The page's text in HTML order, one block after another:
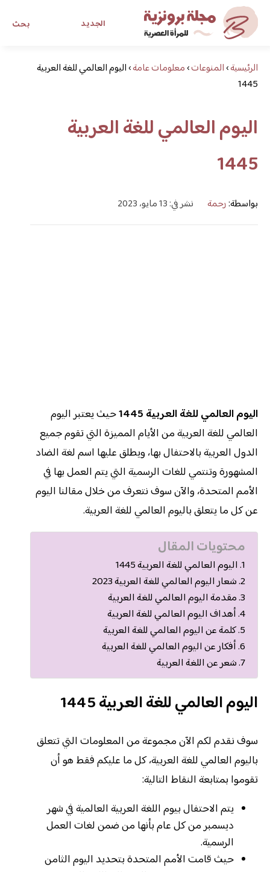
بحث الجديد
مجلة برونزية للفتاة العصريةالرئيسية›المنوعات›معلومات عامة›اليوم العالمي للغة العربية
1445
اليوم العالمي للغة العربية
1445
بواسطة:رحمة نشر في: 13 مايو، 2023
اليوم العالمي للغة العربية 1445
حيث يعتبر اليوم
العالمي للغة العربية من الأيام المميزة التي تقوم جميع
الدول العربية بالاحتفال بها، ويطلق عليها اسم لغة الضاد
المشهورة وتنتمي للغات الرسمية التي يتم العمل بها في
الأمم المتحدة، والآن سوف نتعرف من خلال مقالنا اليوم
عن كل ما يتعلق باليوم العالمي للغة العربية.
محتويات المقال
اليوم العالمي للغة العربية 1445
شعار اليوم العالمي للغة العربية 2023
مقدمة اليوم العالمي للغة العربية
أهداف اليوم العالمي للغة العربية
كلمة عن اليوم العالمي للغة العربية
أفكار عن اليوم العالمي للغة العربية
شعر عن اللغة العربية
اليوم العالمي للغة العربية 1445
سوف نقدم لكم الآن مجموعة من المعلومات التي تتعلق
باليوم العالمي للغة العربية، كل ما عليكم فقط هو أن
تقوموا بمتابعة النقاط التالية:
يتم الاحتفال بيوم اللغة العربية العالمية في شهر
ديسمبر من كل عام بأنها من ضمن لغات العمل
الرسمية.
حيث قامت الأمم المتحدة بتحديد اليوم الثامن